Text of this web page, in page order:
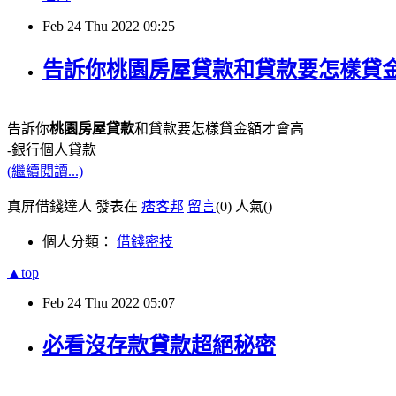
Feb 24 Thu 2022 09:25
告訴你桃園房屋貸款和貸款要怎樣貸
告訴你桃園房屋貸款和貸款要怎樣貸金額才會高
-銀行個人貸款
(繼續閱讀...)
真屏借錢達人 發表在 痞客邦 留言(0) 人氣()
個人分類： 借錢密技
▲top
Feb 24 Thu 2022 05:07
必看沒存款貸款超絕秘密